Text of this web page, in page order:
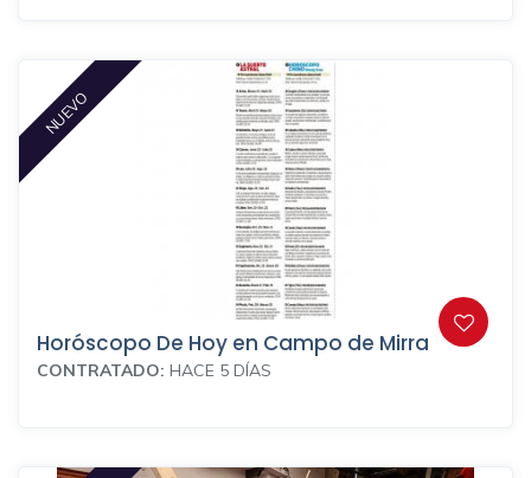
NUEVO
Horóscopo De Hoy en Campo de Mirra
CONTRATADO: HACE 5 DÍAS